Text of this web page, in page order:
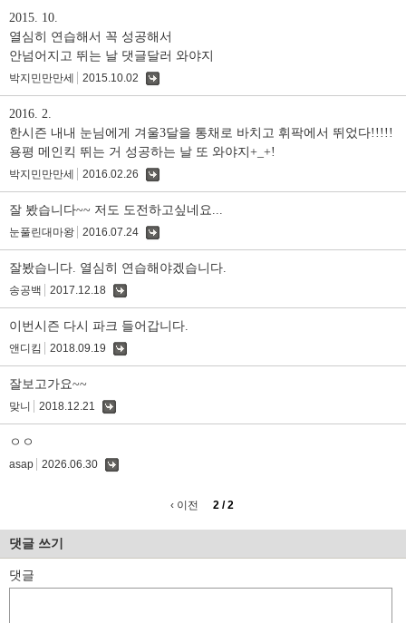
2015. 10.
열심히 연습해서 꼭 성공해서
안넘어지고 뛰는 날 댓글달러 와야지
박지민만만세 2015.10.02
2016. 2.
한시즌 내내 눈님에게 겨울3달을 통채로 바치고 휘팍에서 뛰었다!!!!!
용평 메인킥 뛰는 거 성공하는 날 또 와야지+_+!
박지민만만세 2016.02.26
잘 봤습니다~~ 저도 도전하고싶네요...
눈풀린대마왕 2016.07.24
잘봤습니다. 열심히 연습해야겠습니다.
송공백 2017.12.18
이번시즌 다시 파크 들어갑니다.
앤디킴 2018.09.19
잘보고가요~~
맞니 2018.12.21
ㅇㅇ
asap 2026.06.30
‹ 이전
2 / 2
댓글 쓰기
댓글